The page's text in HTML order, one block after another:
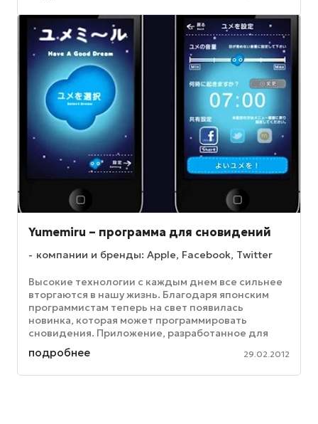
Yumemiru – программа для сновидений
компании и бренды: Apple, Facebook, Twitter
Высокие технологии с каждым днем все сильнее
вторгаются в нашу жизнь. Благодаря японским
программистам теперь на свет появилась
новинка, которая может программировать
сновидения. Приложение, разработанное для
iPhone, получило название Yumemiru. ...
подробнее 29.02.2012